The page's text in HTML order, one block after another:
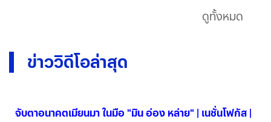
แก้ไขฟื้นฟูผู้ต้องขังคืนสู่
ข่าววิดีโอล่าสุด